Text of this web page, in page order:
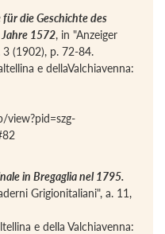
die Geschichte des
1572, in "Anzeiger
3 (1902), p. 72-84.
e dellaValchiavenna:
view?pid=szg-
in Bregaglia nel 1795.
Grigionitaliani", a. 11,
e della Valchiavenna: